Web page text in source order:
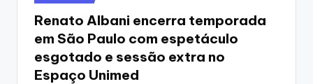
in
Renato Albani encerra temporada
em São Paulo com espetáculo
esgotado e sessão extra no
Espaço Unimed